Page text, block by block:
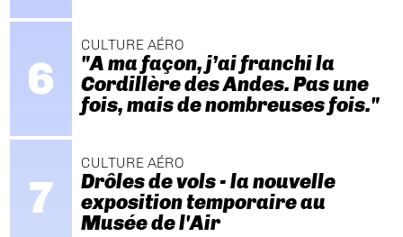
CULTURE AÉRO
"A ma façon, j’ai franchi la
Cordillère des Andes. Pas une
fois, mais de nombreuses fois."
CULTURE AÉRO
Drôles de vols - la nouvelle
exposition temporaire au
Musée de l'Air